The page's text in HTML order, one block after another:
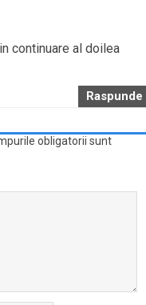
continuare al doilea
Raspunde
obligatorii sunt